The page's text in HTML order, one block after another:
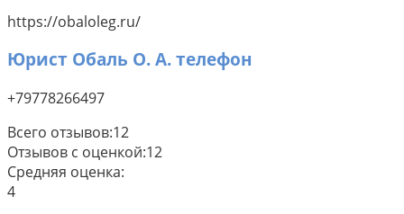
https://obaloleg.ru/
Юрист Обаль О. А. телефон
+79778266497
Всего отзывов:12
Отзывов с оценкой:12
Средняя оценка:
4